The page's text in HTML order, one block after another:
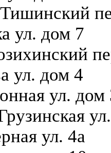
ул. дом 7
ул. дом 4
ул. дом
ул. 4а